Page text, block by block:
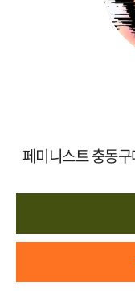
페미니스트 충동